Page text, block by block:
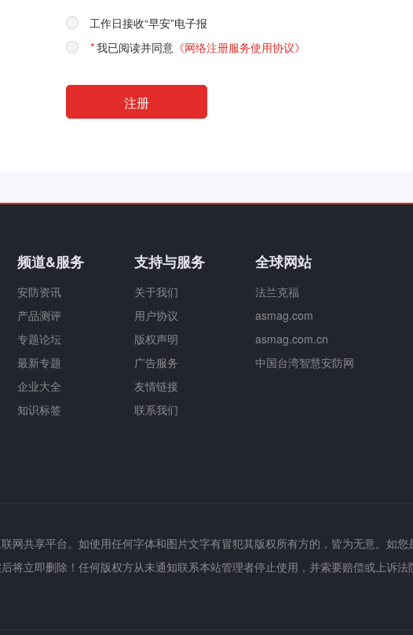
工作日接收“早安”电子报
*我已阅读并同意 《网络注册服务使用协议》
频道&服务
安防资讯
产品测评
专题论坛
最新专题
企业大全
知识标签
支持与服务
关于我们
用户协议
版权声明
广告服务
友情链接
联系我们
全球网站
法兰克福
asmag.com
asmag.com.cn
中国台湾智慧安防网
网共享平台。如使用任何字体和图片文字有冒犯其版权所有方的，皆为无意。如
将立即删除！任何版权方从未通知联系本站管理者停止使用，并索要赔偿或上诉